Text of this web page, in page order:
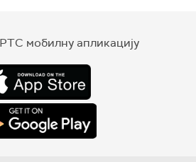
мобилну апликацију